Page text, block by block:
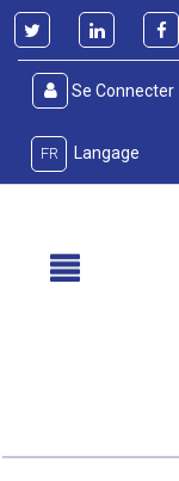
Se Connecter
FR Langage